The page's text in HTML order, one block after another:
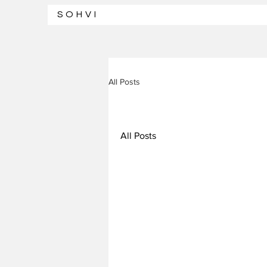
SOHVI
All Posts
All Posts